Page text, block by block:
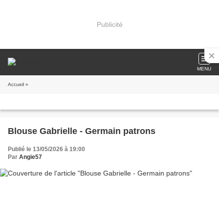
Publicité
MENU
Accueil »
Blouse Gabrielle - Germain patrons
Publié le 13/05/2026 à 19:00
Par Angie57